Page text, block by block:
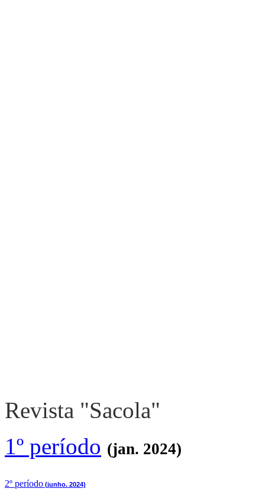
Revista "Sacola"
1º período (jan. 2024)
2º período (junho. 2024)